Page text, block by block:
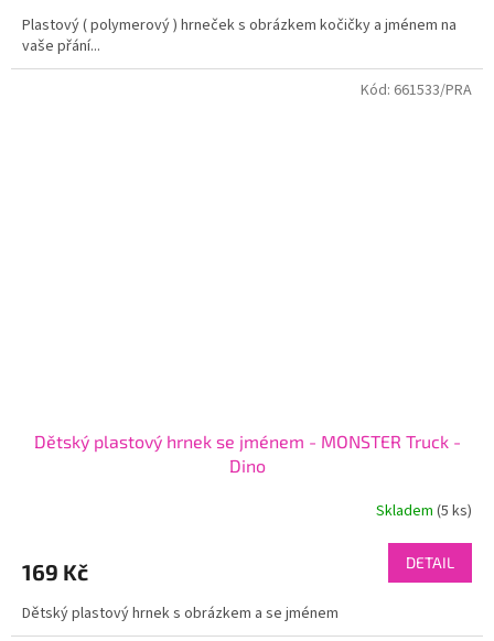
Plastový ( polymerový ) hrneček s obrázkem kočičky a jménem na
vaše přání...
Dětský plastový hrnek se jménem - MONSTER Truck -
Dino
Skladem (5 ks)
169 Kč DETAIL
Dětský plastový hrnek s obrázkem a se jménem
Kód: 661533/PRA